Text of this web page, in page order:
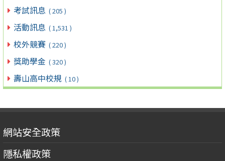
考試訊息 ( 205 )
活動訊息 ( 1,531 )
校外競賽 ( 220 )
獎助學金 ( 320 )
壽山高中校規 ( 10 )
網站安全政策
隱私權政策